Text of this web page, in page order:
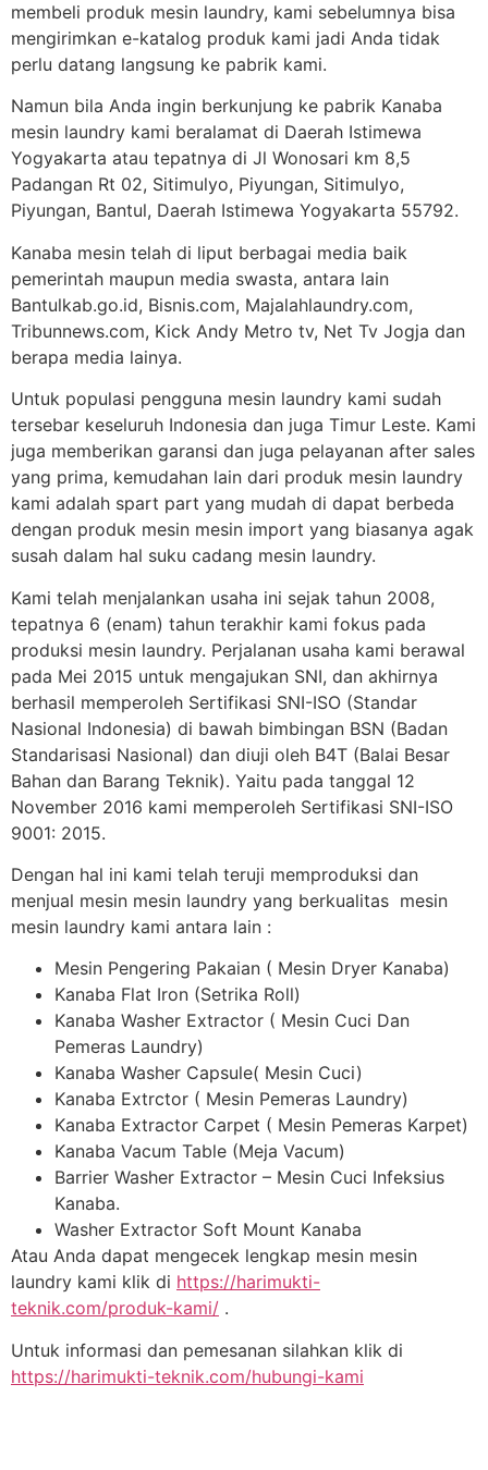
membeli produk mesin laundry, kami sebelumnya bisa
mengirimkan e-katalog produk kami jadi Anda tidak
perlu datang langsung ke pabrik kami.
Namun bila Anda ingin berkunjung ke pabrik Kanaba
mesin laundry kami beralamat di Daerah Istimewa
Yogyakarta atau tepatnya di Jl Wonosari km 8,5
Padangan Rt 02, Sitimulyo, Piyungan, Sitimulyo,
Piyungan, Bantul, Daerah Istimewa Yogyakarta 55792.
Kanaba mesin telah di liput berbagai media baik
pemerintah maupun media swasta, antara lain
Bantulkab.go.id, Bisnis.com, Majalahlaundry.com,
Tribunnews.com, Kick Andy Metro tv, Net Tv Jogja dan
berapa media lainya.
Untuk populasi pengguna mesin laundry kami sudah
tersebar keseluruh Indonesia dan juga Timur Leste. Kami
juga memberikan garansi dan juga pelayanan after sales
yang prima, kemudahan lain dari produk mesin laundry
kami adalah spart part yang mudah di dapat berbeda
dengan produk mesin mesin import yang biasanya agak
susah dalam hal suku cadang mesin laundry.
Kami telah menjalankan usaha ini sejak tahun 2008,
tepatnya 6 (enam) tahun terakhir kami fokus pada
produksi mesin laundry. Perjalanan usaha kami berawal
pada Mei 2015 untuk mengajukan SNI, dan akhirnya
berhasil memperoleh Sertifikasi SNI-ISO (Standar
Nasional Indonesia) di bawah bimbingan BSN (Badan
Standarisasi Nasional) dan diuji oleh B4T (Balai Besar
Bahan dan Barang Teknik). Yaitu pada tanggal 12
November 2016 kami memperoleh Sertifikasi SNI-ISO
9001: 2015.
Dengan hal ini kami telah teruji memproduksi dan
menjual mesin mesin laundry yang berkualitas mesin
mesin laundry kami antara lain :
Mesin Pengering Pakaian ( Mesin Dryer Kanaba)
Kanaba Flat Iron (Setrika Roll)
Kanaba Washer Extractor ( Mesin Cuci Dan
Pemeras Laundry)
Kanaba Washer Capsule( Mesin Cuci)
Kanaba Extrctor ( Mesin Pemeras Laundry)
Kanaba Extractor Carpet ( Mesin Pemeras Karpet)
Kanaba Vacum Table (Meja Vacum)
Barrier Washer Extractor – Mesin Cuci Infeksius
Kanaba.
Washer Extractor Soft Mount Kanaba
Atau Anda dapat mengecek lengkap mesin mesin
laundry kami klik di https://harimukti-
teknik.com/produk-kami/ .
Untuk informasi dan pemesanan silahkan klik di
https://harimukti-teknik.com/hubungi-kami